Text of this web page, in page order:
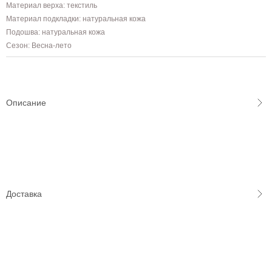
Материал верха: текстиль
Материал подкладки: натуральная кожа
Подошва: натуральная кожа
Сезон: Весна-лето
Описание
Доставка